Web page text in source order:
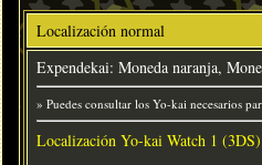
Localización normal
Expendekai: Moneda naranja,
» Puedes consultar los Yo-kai necesarios
Localización Yo-kai Watch 1 (3DS)